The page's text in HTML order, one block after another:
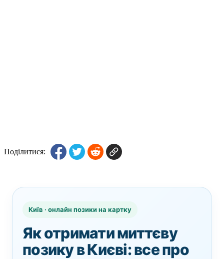
Поділитися:
Київ · онлайн позики на картку
Як отримати миттєву
позику в Києві: все про